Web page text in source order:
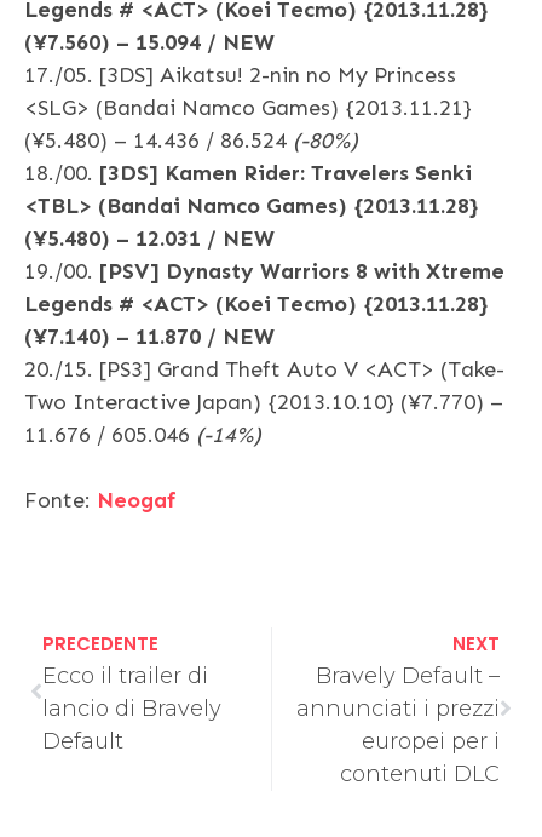
Legends # <ACT> (Koei Tecmo) {2013.11.28}
(¥7.560) – 15.094 / NEW
17./05. [3DS] Aikatsu! 2-nin no My Princess
<SLG> (Bandai Namco Games) {2013.11.21}
(¥5.480) – 14.436 / 86.524 (-80%)
18./00. [3DS] Kamen Rider: Travelers Senki
<TBL> (Bandai Namco Games) {2013.11.28}
(¥5.480) – 12.031 / NEW
19./00. [PSV] Dynasty Warriors 8 with Xtreme
Legends # <ACT> (Koei Tecmo) {2013.11.28}
(¥7.140) – 11.870 / NEW
20./15. [PS3] Grand Theft Auto V <ACT> (Take-
Two Interactive Japan) {2013.10.10} (¥7.770) –
11.676 / 605.046 (-14%)
Fonte: Neogaf
PRECEDENTE
Ecco il trailer di
lancio di Bravely
Default
NEXT
Bravely Default –
annunciati i prezzi
europei per i
contenuti DLC